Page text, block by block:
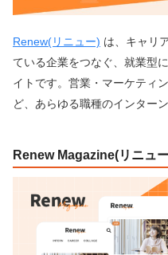
Renew(リニュー) は、キャリ
ている企業をつなぐ、就業型
イトです。営業・マーケティ
ど、あらゆる職種のインター
Renew Magazine(リニュ